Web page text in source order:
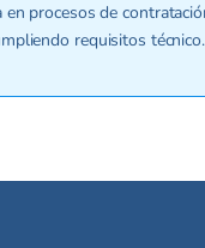
en procesos de
requisitos técnico.